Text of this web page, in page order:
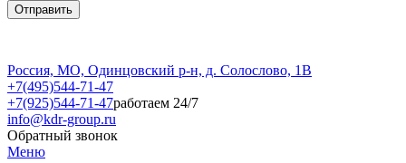
Россия, МО, Одинцовский р-н, д. Солослово, 1В
+7(495)544-71-47
+7(925)544-71-47работаем 24/7
info@kdr-group.ru
Обратный звонок
Меню